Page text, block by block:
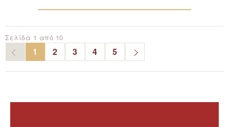
Σελίδα 1 από 10
1 2 3 4 5